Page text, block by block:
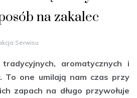
na zakalec
Serwisu
aromatycznych i
To one umilają nam czas przy
zapach na długo przywołuje